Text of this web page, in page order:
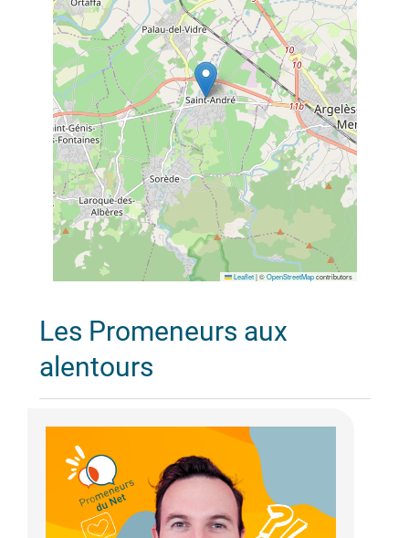
Leaflet |©OpenStreetMapcontributors
Les Promeneurs aux
alentours